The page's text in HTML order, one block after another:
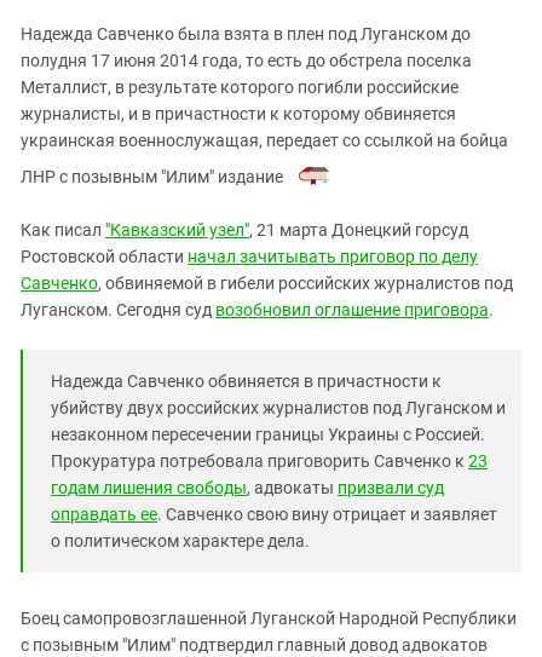
КАВКАЗ ЗА ПАЛЕСТИНУ
ИНАКОМЫСЛИЕ В ЧЕЧНЕ
ПРЕСЛЕДОВАНИЕ АКТИВИСТОВ
МОБИЛИЗАЦИЯ И ПРОТЕСТЫ
Ингушетия
Кабардино-Балкария
Калмыкия
Карачаево-Черкесия
Нагорный Карабах
Российская Федерация
Ростовская область
СКФО
Ставропольский край
Чечня
Южная Осетия
Южный Кавказ
Надежда Савченко была взята в плен под Луганском до
полудня 17 июня 2014 года, то есть до обстрела поселка
Металлист, в результате которого погибли российские
журналисты, и в причастности к которому обвиняется
украинская военнослужащая, передает со ссылкой на бойца
ЛНР с позывным "Илим" издание
.
Как писал "Кавказский узел", 21 марта Донецкий горсуд
Ростовской области начал зачитывать приговор по делу
Савченко, обвиняемой в гибели российских журналистов под
Луганском. Сегодня суд возобновил оглашение приговора.
Надежда Савченко обвиняется в причастности к
убийству двух российских журналистов под Луганском и
незаконном пересечении границы Украины с Россией.
Прокуратура потребовала приговорить Савченко к 23
годам лишения свободы, адвокаты призвали суд
оправдать ее. Савченко свою вину отрицает и заявляет
о политическом характере дела.
Боец самопровозглашенной Луганской Народной Республики
с позывным "Илим" подтвердил главный довод адвокатов